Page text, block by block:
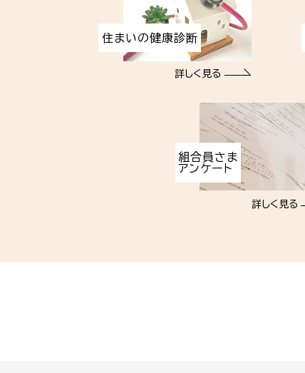
住まいの健康診断
詳しく見る
組合員さま
アンケート
詳しく見る